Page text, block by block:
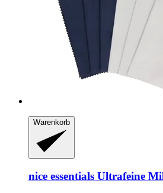
Warenkorb
nice essentials Ultrafeine